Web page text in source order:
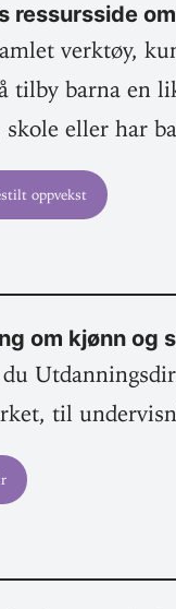
res­sursside
verktøy,
tilby barna en
skole eller har
oppvekst
om kjønn og
til